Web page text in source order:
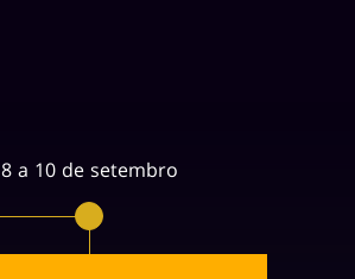
8 a 10 de setembro